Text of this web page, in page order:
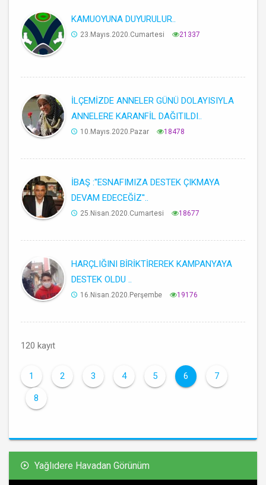
KAMUOYUNA DUYURULUR..
23.Mayıs.2020.Cumartesi 21337
İLÇEMİZDE ANNELER GÜNÜ DOLAYISIYLA
ANNELERE KARANFİL DAĞITILDI..
10.Mayıs.2020.Pazar 18478
İBAŞ :''ESNAFIMIZA DESTEK ÇIKMAYA
DEVAM EDECEĞİZ''..
25.Nisan.2020.Cumartesi 18677
HARÇLIĞINI BİRİKTİREREK KAMPANYAYA
DESTEK OLDU ..
16.Nisan.2020.Perşembe 19176
120 kayıt
1 2 3 4 5 6 7
8
Yağlıdere Havadan Görünüm